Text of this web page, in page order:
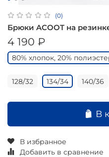
(0)
Брюки ACOOT на
4 190 ₽
80% хлопок, 20%
128/32 134/34 140/36
В
В избранное
Добавить в сравнение